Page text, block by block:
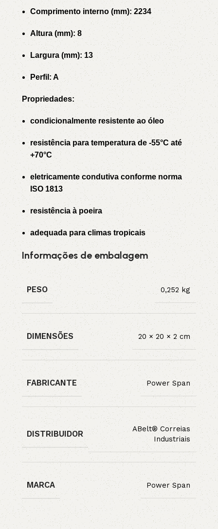
Comprimento interno (mm): 2234
Altura (mm): 8
Largura (mm): 13
Perfil: A
Propriedades:
condicionalmente resistente ao óleo
resistência para temperatura de -55°C até
+70°C
eletricamente condutiva conforme norma
ISO 1813
resistência à poeira
adequada para climas tropicais
Informações de embalagem
PESO 0,252 kg
DIMENSÕES 20 × 20 × 2 cm
FABRICANTE Power Span
DISTRIBUIDOR
ABelt® Correias
Industriais
MARCA Power Span